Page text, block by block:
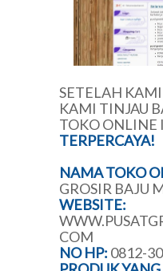
SETELAH
KAMI TINJAU
TOKO ONLINE
TERPERCAYA!
NAMA TOKO
GROSIR BAJU
WEBSITE:
COM
NO HP: 0812-